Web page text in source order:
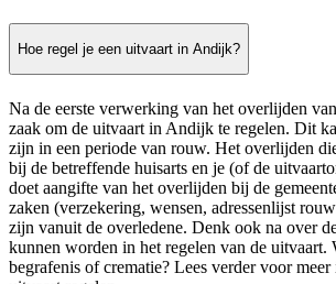
Hoe regel je een uitvaart in Andijk?
Na de eerste verwerking van het overlijden
zaak om de uitvaart in Andijk te regelen. Dit
zijn in een periode van rouw. Het overlijden
bij de betreffende huisarts en je (of de
doet aangifte van het overlijden bij de
zaken (verzekering, wensen, adressenlijst
zijn vanuit de overledene. Denk ook na over
kunnen worden in het regelen van de uitvaart.
begrafenis of crematie? Lees verder voor